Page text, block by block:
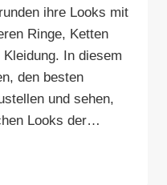
ihre Looks mit
Ringe, Ketten
In diesem
den besten
und sehen,
Looks der…